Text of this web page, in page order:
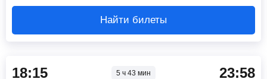
Найти билеты
18:15 5 ч 43 мин 23:58